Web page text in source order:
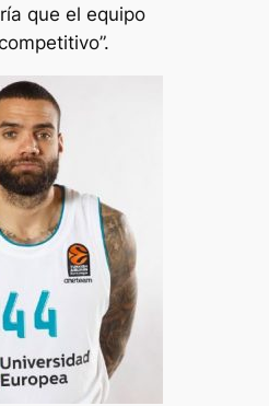
que el equipo